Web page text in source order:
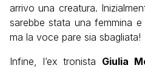
arrivo una creatura.
sarebbe stata una femmina e
ma la voce pare sia sbagliata!
Infine, l’ex tronista Giulia